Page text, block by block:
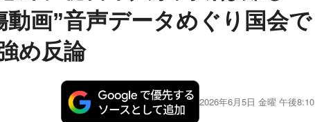
画”音声データめぐり国会で
め反論
2026年6月5日 金曜 午後8:10